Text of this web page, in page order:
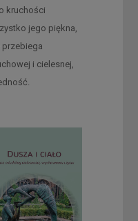
kruchości
jego piękna,
przebiega
i cielesnej,